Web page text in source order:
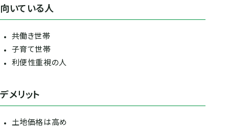
向いている人
共働き世帯
子育て世帯
利便性重視の人
デメリット
土地価格は高め